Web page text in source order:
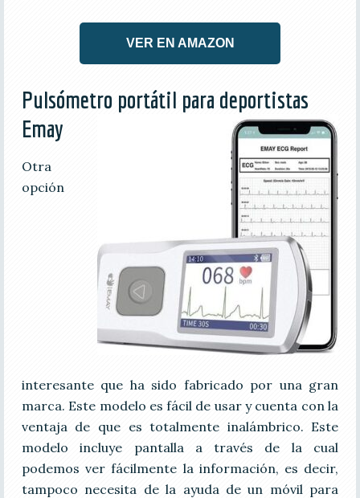
VER EN AMAZON
Pulsómetro portátil para deportistas
Emay
Otra
opción
interesante que ha sido fabricado por una gran
marca. Este modelo es fácil de usar y cuenta con la
ventaja de que es totalmente inalámbrico. Este
modelo incluye pantalla a través de la cual
podemos ver fácilmente la información, es decir,
tampoco necesita de la ayuda de un móvil para